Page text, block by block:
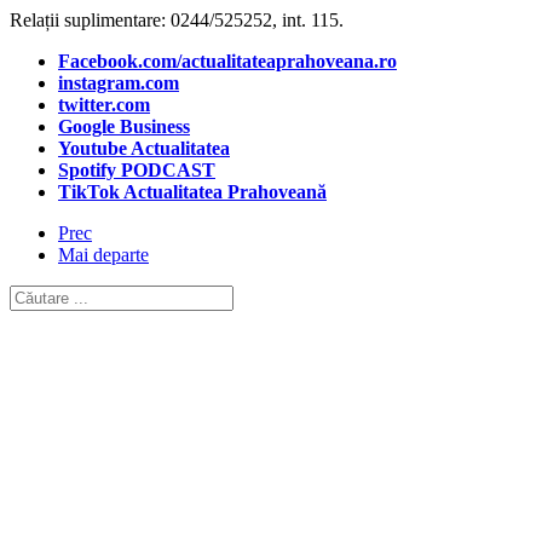
Relații suplimentare: 0244/525252, int. 115.
Facebook.com/actualitateaprahoveana.ro
instagram.com
twitter.com
Google Business
Youtube Actualitatea
Spotify PODCAST
TikTok Actualitatea Prahoveană
Prec
Mai departe